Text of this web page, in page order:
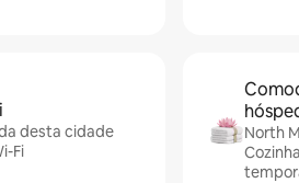
desta cidade
Fi
North